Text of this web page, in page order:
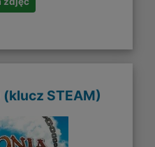
(klucz STEAM)